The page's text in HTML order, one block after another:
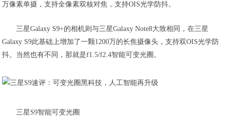
万像素单摄，支持全像素双核对焦，支持OIS光学防抖。
三星Galaxy S9+的相机则与三星Galaxy Note8大致相同，在三星
Galaxy S9此基础上增加了一颗1200万的长焦摄像头，支持双OIS光学防
抖。当然也有不同，那就是f1.5/f2.4智能可变光圈。
三星S9智能可变光圈